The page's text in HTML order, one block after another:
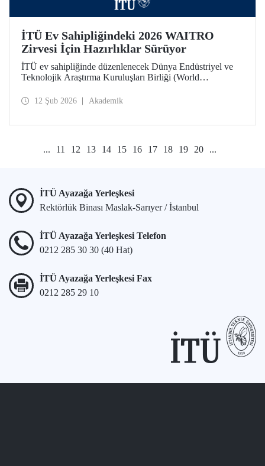
İTÜ Ev Sahipliğindeki 2026 WAITRO
Zirvesi İçin Hazırlıklar Sürüyor
İTÜ ev sahipliğinde düzenlenecek Dünya Endüstriyel ve
Teknolojik Araştırma Kuruluşları Birliği (World
Organizations) 2026 Zirvesi bağlamında 11 Şubat günü
12 Şub 2026 Akademik
... 11 12 13 14 15 16 17 18 19 20 ...
İTÜ Ayazağa Yerleşkesi
Rektörlük Binası Maslak-Sarıyer / İstanbul
İTÜ Ayazağa Yerleşkesi Telefon
0212 285 30 30 (40 Hat)
İTÜ Ayazağa Yerleşkesi Fax
0212 285 29 10